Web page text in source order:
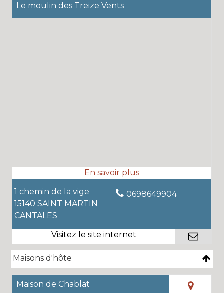
Le moulin des Treize Vents
1 chemin de la vige
15140 SAINT MARTIN
CANTALES
0698649904
Maisons d'hôte
Maison de Chablat